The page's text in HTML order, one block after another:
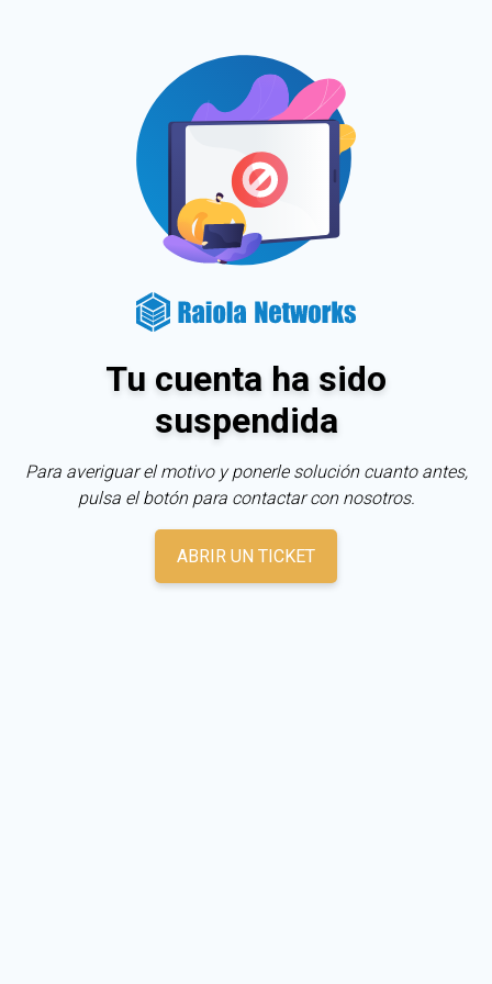
Tu cuenta ha sido
suspendida
Para averiguar el motivo y ponerle solución cuanto antes,
pulsa el botón para contactar con nosotros.
ABRIR UN TICKET